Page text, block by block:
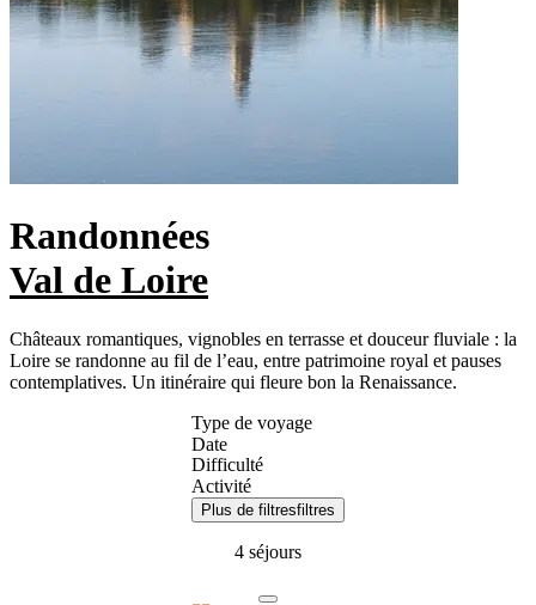
Randonnées
Val de Loire
Châteaux romantiques, vignobles en terrasse et douceur fluviale : la
Loire se randonne au fil de l’eau, entre patrimoine royal et pauses
contemplatives. Un itinéraire qui fleure bon la Renaissance.
Type de voyage
Date
Difficulté
Activité
Plus de filtresfiltres
4 séjours